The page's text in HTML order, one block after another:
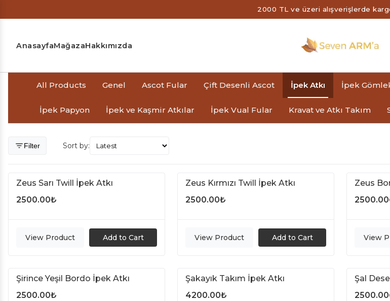
2000 TL ve üzeri alışverişlerde
AnasayfaMağazaHakkımızda
All Products Genel Ascot Fular Çift Desenli Ascot İpek Atkı İpek
İpek Papyon İpek ve Kaşmir Atkılar İpek Vual Fular Kravat ve Atkı Takım
Filter Sort by:
Zeus Sarı Twill İpek Atkı
2500.00₺
View Product Add to Cart
Zeus Kırmızı Twill İpek Atkı
2500.00₺
View Product Add to Cart
Zeus
2500.00
View
Şirince Yeşil Bordo İpek Atkı
2500.00₺
Şakayık Takım İpek Atkı
4200.00₺
Şal
2500.00